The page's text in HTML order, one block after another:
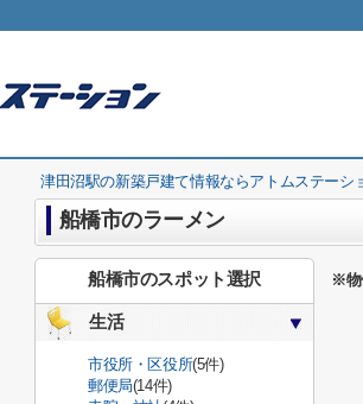
津田沼駅の新築戸建て情報ならアトムステーシ
船橋市のラーメン
※物
船橋市のスポット選択
生活
市役所・区役所(5件)
郵便局(14件)